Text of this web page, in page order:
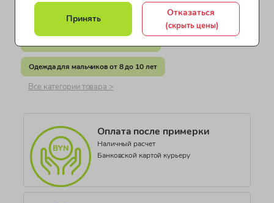
Коллекция
BOYS UNDERWEAR
Одежда для мальчиков от 2 до 4 лет
Одежда для мальчиков от 8 до 10 лет
Все категории товара >
Оплата после примерки
Наличный расчет
Банковской картой курьеру
Принять
Отказаться
(скрыть цены)